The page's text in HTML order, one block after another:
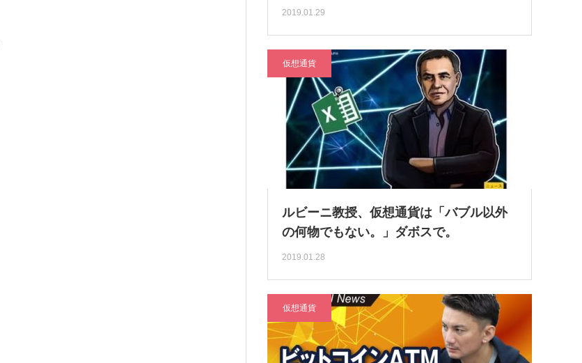
2019.01.29
仮想通貨
ルビーニ教授、仮想通貨は「バブル以外
の何物でもない。」ダボスで。
2019.01.28
仮想通貨